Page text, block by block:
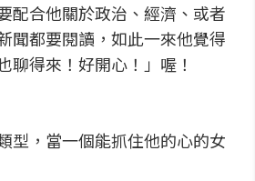
配合他關於政治、經濟、或者
聞都要閱讀，如此一來他覺得
聊得來！好開心！」喔！
型，當一個能抓住他的心的女